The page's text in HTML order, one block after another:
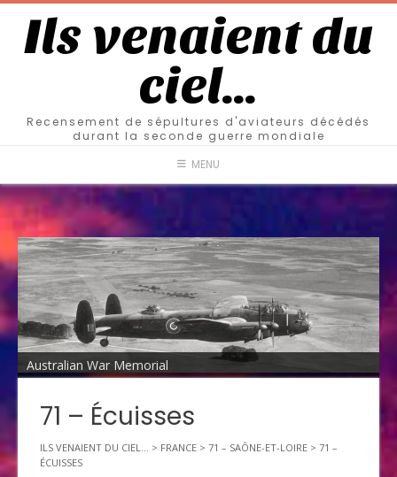
Ils venaient du
ciel…
Recensement de sépultures d'aviateurs décédés
durant la seconde guerre mondiale
MENU
Australian War Memorial
71 – Écuisses
ILS VENAIENT DU CIEL... > FRANCE > 71 – SAÔNE-ET-LOIRE > 71 –
ÉCUISSES